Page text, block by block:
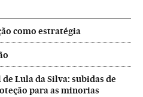
como estratégia
Lula da Silva: subidas de
para as minorias